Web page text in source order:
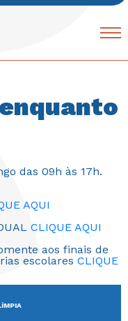
das 09h às 17h.
AQUI
CLIQUE AQUI
aos finais de
escolares CLIQUE